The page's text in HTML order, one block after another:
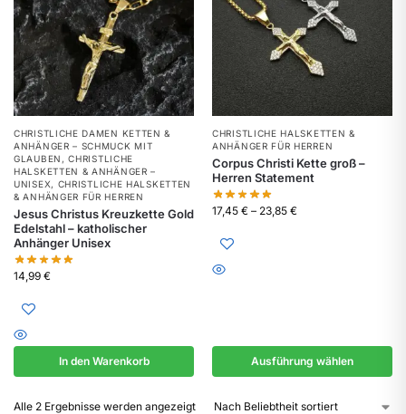
CHRISTLICHE DAMEN KETTEN &
ANHÄNGER – SCHMUCK MIT
GLAUBEN ,CHRISTLICHE
HALSKETTEN & ANHÄNGER –
UNISEX, CHRISTLICHE HALSKETTEN
& ANHÄNGER FÜR HERREN
Jesus Christus Kreuzkette Gold
Edelstahl – katholischer
Anhänger Unisex
14,99 €
In den Warenkorb
CHRISTLICHE HALSKETTEN &
ANHÄNGER FÜR HERREN
Corpus Christi Kette groß –
Herren Statement
17,45 € – 23,85 €
Ausführung wählen
Alle 2 Ergebnisse werden angezeigt